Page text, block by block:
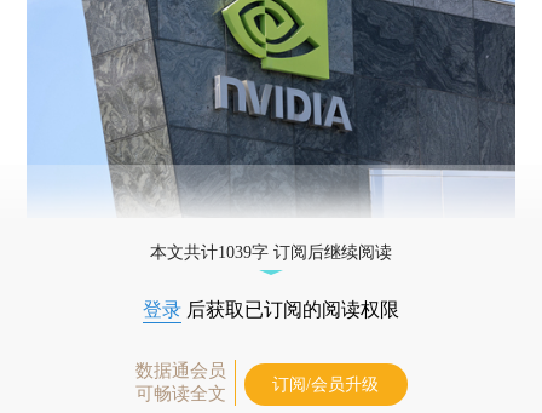
本文共计1039字 订阅后继续阅读
登录 后获取已订阅的阅读权限
数据通会员
可畅读全文
订阅/会员升级